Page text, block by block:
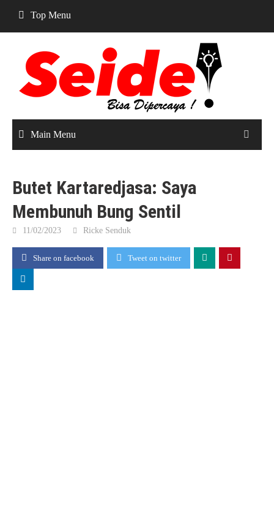
content
Top Menu
Main Menu
Butet Kartaredjasa: Saya
Membunuh Bung Sentil
11/02/2023 Ricke Senduk
Share on facebook Tweet on twitter